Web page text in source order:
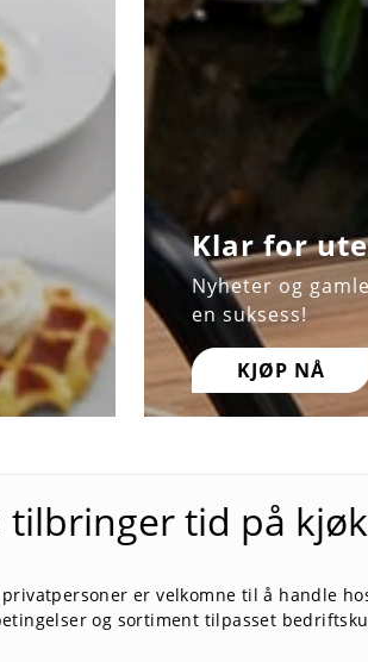
Klar for
Nyheter og
en suksess!
KJØP NÅ
tilbringer tid på
er velkomne til å handle
og sortiment tilpasset